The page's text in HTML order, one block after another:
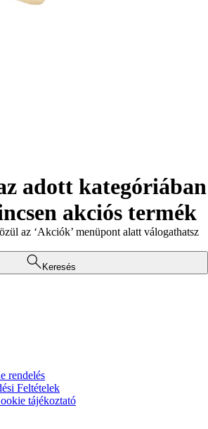
adott kategóriában
akciós termék
az ‘Akciók’ menüpont alatt válogathatsz
Keresés
rendelés
Feltételek
tájékoztató